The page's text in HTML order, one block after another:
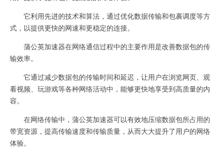
它利用先进的技术和算法，通过优化数据传输和包裹调度等方
式，以提供更快的网速和更稳定的连接。
蒲公英加速器在网络通信过程中的主要作用是改善数据包的传
输效率。
它通过减少数据包的传输时间和延迟，让用户在浏览网页、观
看视频、玩游戏等各种网络活动中，能够更快地享受到高质量的内
容。
在网络传输中，蒲公英加速器可以有效地压缩数据包所占用的
带宽资源，提高传输速度和传输质量，从而大大提升了用户的网络
体验。